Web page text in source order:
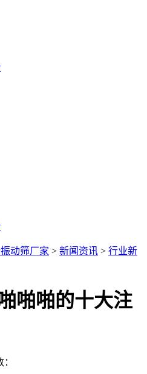
动筛厂家 > 新闻资讯 > 行业新
啪啪的十大注